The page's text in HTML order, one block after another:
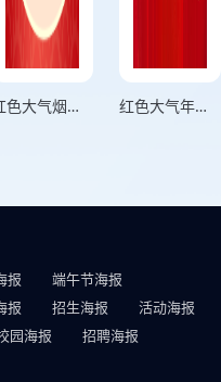
红色大气烟花庆祝梦想起航活动宣传海报 红色大气年会盛典活动宣传海报
报
端午节海报
报 招生海报
活动海报
园海报
招聘海报